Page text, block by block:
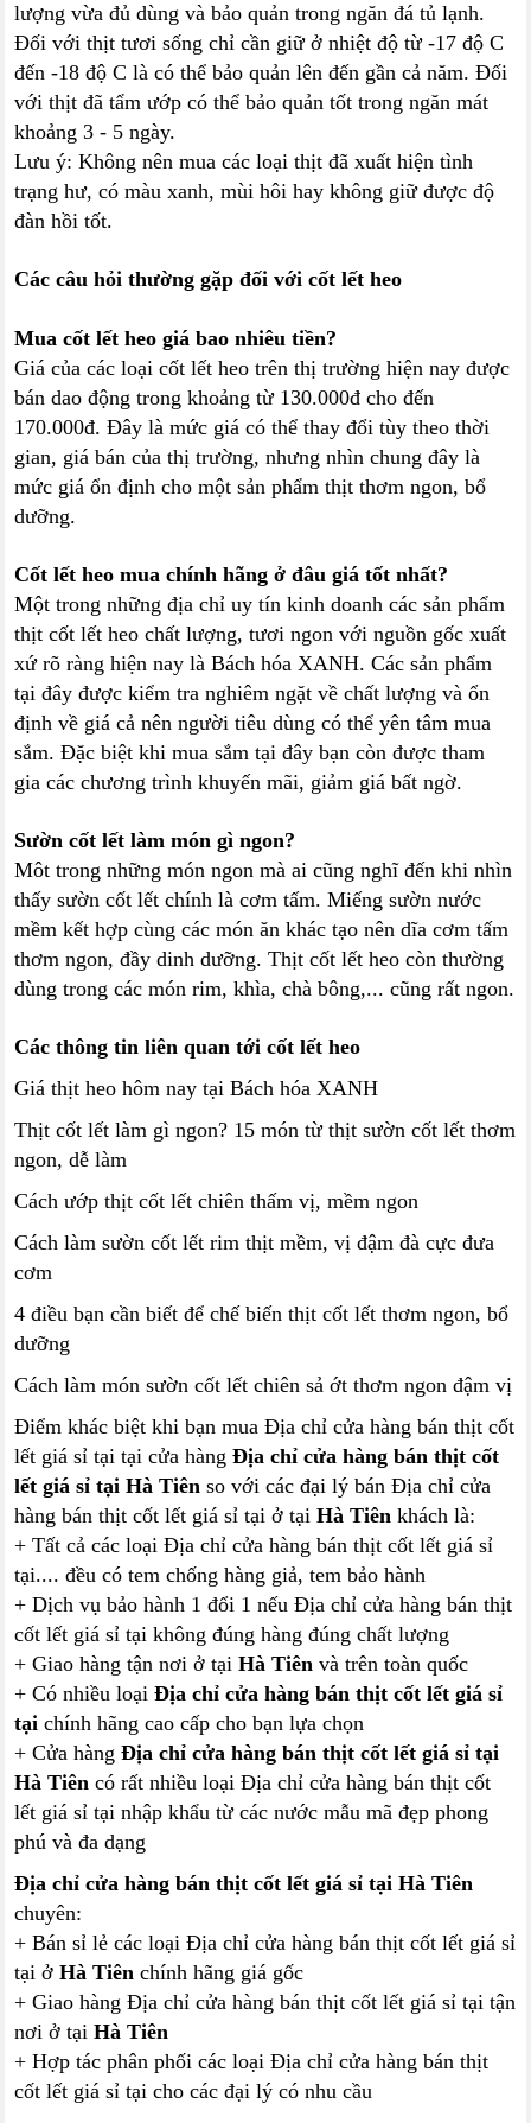
lượng vừa đủ dùng và bảo quản trong ngăn đá tủ lạnh.
Đối với thịt tươi sống chỉ cần giữ ở nhiệt độ từ -17 độ C
đến -18 độ C là có thể bảo quản lên đến gần cả năm. Đối
với thịt đã tẩm ướp có thể bảo quản tốt trong ngăn mát
khoảng 3 - 5 ngày.
Lưu ý: Không nên mua các loại thịt đã xuất hiện tình
trạng hư, có màu xanh, mùi hôi hay không giữ được độ
đàn hồi tốt.
Các câu hỏi thường gặp đối với cốt lết heo
Mua cốt lết heo giá bao nhiêu tiền?
Giá của các loại cốt lết heo trên thị trường hiện nay được
bán dao động trong khoảng từ 130.000đ cho đến
170.000đ. Đây là mức giá có thể thay đổi tùy theo thời
gian, giá bán của thị trường, nhưng nhìn chung đây là
mức giá ổn định cho một sản phẩm thịt thơm ngon, bổ
dưỡng.
Cốt lết heo mua chính hãng ở đâu giá tốt nhất?
Một trong những địa chỉ uy tín kinh doanh các sản phẩm
thịt cốt lết heo chất lượng, tươi ngon với nguồn gốc xuất
xứ rõ ràng hiện nay là Bách hóa XANH. Các sản phẩm
tại đây được kiểm tra nghiêm ngặt về chất lượng và ổn
định về giá cả nên người tiêu dùng có thể yên tâm mua
sắm. Đặc biệt khi mua sắm tại đây bạn còn được tham
gia các chương trình khuyến mãi, giảm giá bất ngờ.
Sườn cốt lết làm món gì ngon?
Môt trong những món ngon mà ai cũng nghĩ đến khi nhìn
thấy sườn cốt lết chính là cơm tấm. Miếng sườn nước
mềm kết hợp cùng các món ăn khác tạo nên dĩa cơm tấm
thơm ngon, đầy dinh dưỡng. Thịt cốt lết heo còn thường
dùng trong các món rim, khìa, chà bông,... cũng rất ngon.
Các thông tin liên quan tới cốt lết heo
Giá thịt heo hôm nay tại Bách hóa XANH
Thịt cốt lết làm gì ngon? 15 món từ thịt sườn cốt lết thơm
ngon, dễ làm
Cách ướp thịt cốt lết chiên thấm vị, mềm ngon
Cách làm sườn cốt lết rim thịt mềm, vị đậm đà cực đưa
cơm
4 điều bạn cần biết để chế biến thịt cốt lết thơm ngon, bổ
dưỡng
Cách làm món sườn cốt lết chiên sả ớt thơm ngon đậm vị
Điểm khác biệt khi bạn mua Địa chỉ cửa hàng bán thịt cốt
lết giá sỉ tại tại cửa hàngĐịa chỉ cửa hàng bán thịt cốt
lết giá sỉ tại Hà Tiên so với các đại lý bán Địa chỉ cửa
hàng bán thịt cốt lết giá sỉ tại ở tạiHà Tiên khách là:
+ Tất cả các loại Địa chỉ cửa hàng bán thịt cốt lết giá sỉ
tại.... đều có tem chống hàng giả, tem bảo hành
+ Dịch vụ bảo hành 1 đổi 1 nếu Địa chỉ cửa hàng bán thịt
cốt lết giá sỉ tại không đúng hàng đúng chất lượng
+ Giao hàng tận nơi ở tạiHà Tiên và trên toàn quốc
+ Có nhiều loạiĐịa chỉ cửa hàng bán thịt cốt lết giá sỉ
tại chính hãng cao cấp cho bạn lựa chọn
+ Cửa hàngĐịa chỉ cửa hàng bán thịt cốt lết giá sỉ tại
Hà Tiên có rất nhiều loại Địa chỉ cửa hàng bán thịt cốt
lết giá sỉ tại nhập khẩu từ các nước mẫu mã đẹp phong
phú và đa dạng
Địa chỉ cửa hàng bán thịt cốt lết giá sỉ tại Hà Tiên
chuyên:
+ Bán sỉ lẻ các loại Địa chỉ cửa hàng bán thịt cốt lết giá sỉ
tại ởHà Tiên chính hãng giá gốc
+ Giao hàng Địa chỉ cửa hàng bán thịt cốt lết giá sỉ tại tận
nơi ở tạiHà Tiên
+ Hợp tác phân phối các loại Địa chỉ cửa hàng bán thịt
cốt lết giá sỉ tại cho các đại lý có nhu cầu